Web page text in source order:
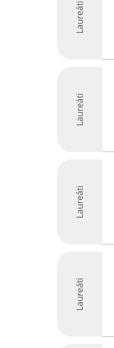
Laureáti
Laureáti
Laureáti
Laureáti